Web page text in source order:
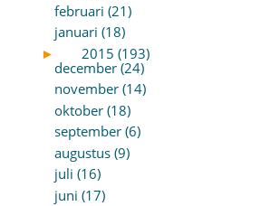
februari (21)
januari (18)
►
2015 (193)
december (24)
november (14)
oktober (18)
september (6)
augustus (9)
juli (16)
juni (17)